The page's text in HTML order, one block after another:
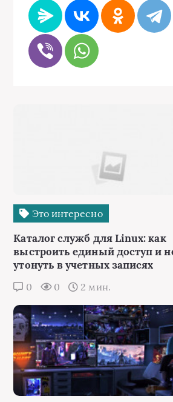
Это интересно
Каталог служб для Linux: как
выстроить единый доступ и
утонуть в учетных записях
0 0 2 мин.